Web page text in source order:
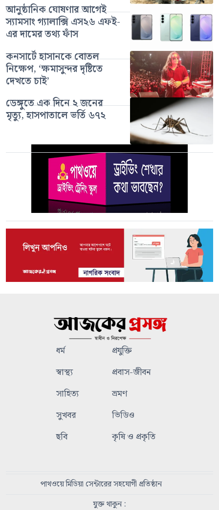
আনুষ্ঠানিক ঘোষণার আগেই
স্যামসাং গ্যালাক্সি এস২৬ এফই-
এর দামের তথ্য ফাঁস
কনসার্টে হাসানকে বোতল
নিক্ষেপ, ‘ক্ষমাসুন্দর দৃষ্টিতে
দেখতে চাই’
ডেঙ্গুতে এক দিনে ২ জনের
মৃত্যু, হাসপাতালে ভর্তি ৬৭২
ধর্ম
প্রযুক্তি
স্বাস্থ্য
প্রবাস-জীবন
সাহিত্য
ভ্রমণ
সুখবর
ভিডিও
ছবি
কৃষি ও প্রকৃতি
পাথওয়ে মিডিয়া সেন্টারের সহযোগী প্রতিষ্ঠান
যুক্ত থাকুন :